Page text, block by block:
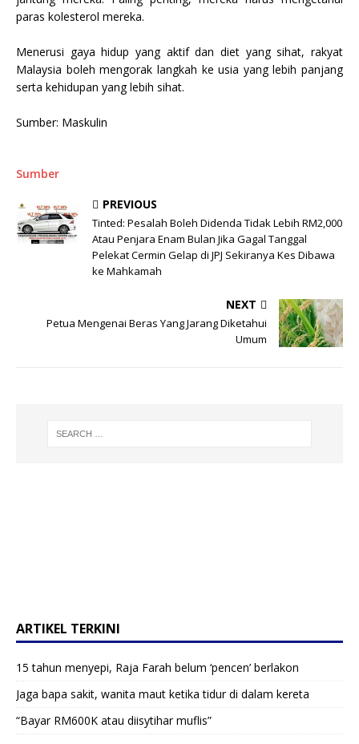
paras kolesterol mereka.
Menerusi gaya hidup yang aktif dan diet yang sihat, rakyat
Malaysia boleh mengorak langkah ke usia yang lebih panjang
serta kehidupan yang lebih sihat.
Sumber: Maskulin
Sumber
PREVIOUS
Tinted: Pesalah Boleh Didenda Tidak Lebih RM2,000
Atau Penjara Enam Bulan Jika Gagal Tanggal
Pelekat Cermin Gelap di JPJ Sekiranya Kes Dibawa
ke Mahkamah
NEXT
Petua Mengenai Beras Yang Jarang Diketahui
Umum
ARTIKEL TERKINI
15 tahun menyepi, Raja Farah belum ‘pencen’ berlakon
Jaga bapa sakit, wanita maut ketika tidur di dalam kereta
“Bayar RM600K atau diisytihar muflis”